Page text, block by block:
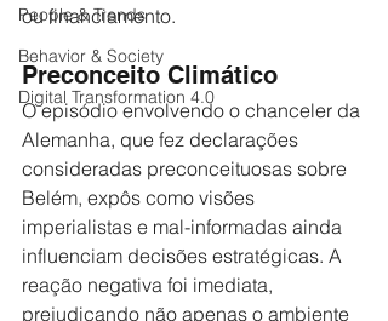
People & Trends
Behavior & Society
Digital Transformation 4.0
ou financiamento.
Preconceito Climático
O episódio envolvendo o chanceler da
Alemanha, que fez declarações
consideradas preconceituosas sobre
Belém, expôs como visões
imperialistas e mal-informadas ainda
influenciam decisões estratégicas. A
reação negativa foi imediata,
prejudicando não apenas o ambiente